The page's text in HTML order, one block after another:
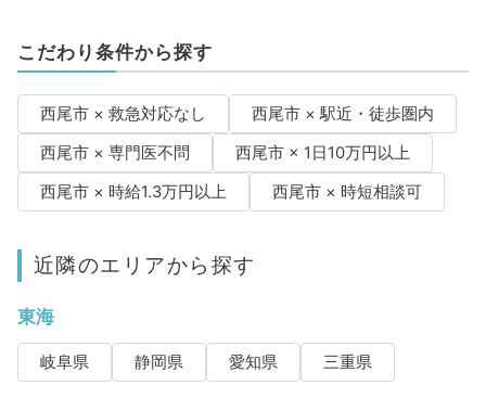
こだわり条件から探す
西尾市 × 救急対応なし
西尾市 × 駅近・徒歩圏内
西尾市 × 専門医不問
西尾市 × 1日10万円以上
西尾市 × 時給1.3万円以上
西尾市 × 時短相談可
近隣のエリアから探す
東海
岐阜県 静岡県 愛知県 三重県